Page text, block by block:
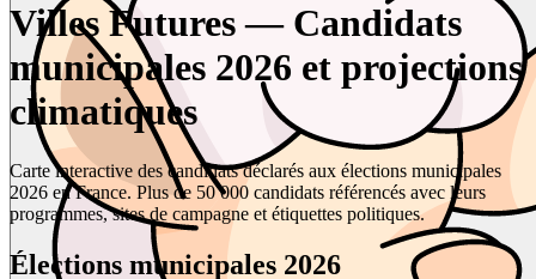
Villes Futures — Candidats
municipales 2026 et projections
climatiques
Carte interactive des candidats déclarés aux élections municipales
2026 en France. Plus de 50 000 candidats référencés avec leurs
programmes, sites de campagne et étiquettes politiques.
Élections municipales 2026